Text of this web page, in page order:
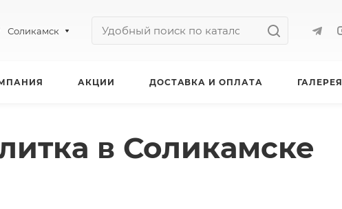
Соликамск
АКЦИИ ДОСТАВКА И ОПЛАТА ГАЛЕРЕЯ
в Соликамске